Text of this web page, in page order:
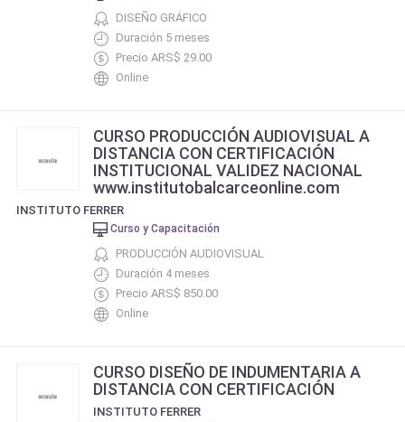
DISEÑO GRÁFICO
Duración 5 meses
Precio ARS$ 29.00
Online
CURSO PRODUCCIÓN AUDIOVISUAL A
DISTANCIA CON CERTIFICACIÓN
INSTITUCIONAL VALIDEZ NACIONAL
www.institutobalcarceonline.com
INSTITUTO FERRER
Curso y Capacitación
PRODUCCIÓN AUDIOVISUAL
Duración 4 meses
Precio ARS$ 850.00
Online
CURSO DISEÑO DE INDUMENTARIA A
DISTANCIA CON CERTIFICACIÓN
INSTITUTO FERRER